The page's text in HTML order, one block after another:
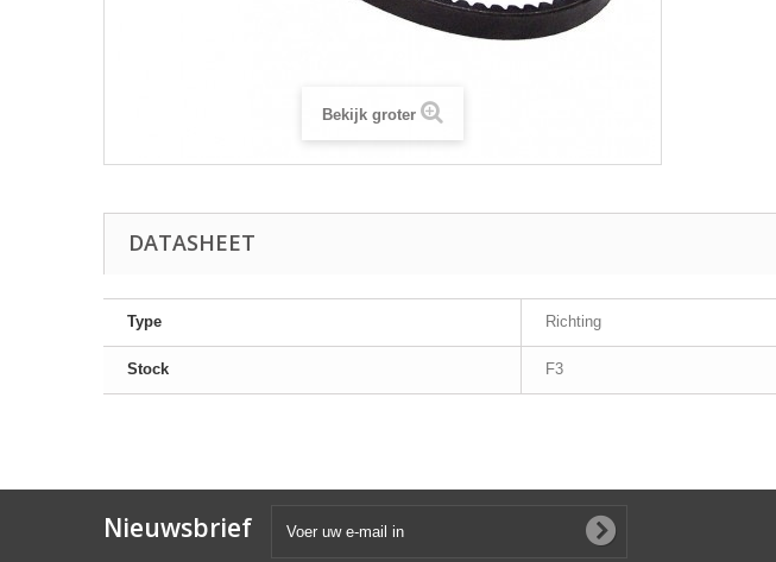
Bekijk groter
DATASHEET
Type Richting
Stock F3
Nieuwsbrief